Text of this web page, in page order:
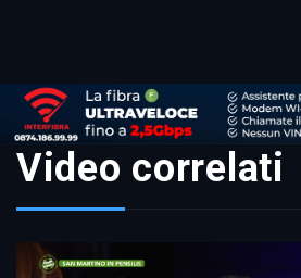
Video correlati